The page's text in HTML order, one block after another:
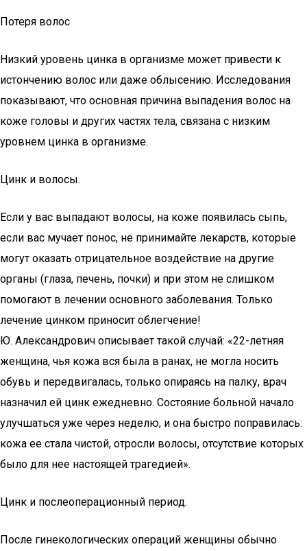
Потеря волос
Низкий уровень цинка в организме может привести к
истончению волос или даже облысению. Исследования
показывают, что основная причина выпадения волос на
коже головы и других частях тела, связана с низким
уровнем цинка в организме.
Цинк и волосы.
Если у вас выпадают волосы, на коже появилась сыпь,
если вас мучает понос, не принимайте лекарств, которые
могут оказать отрицательное воздействие на другие
органы (глаза, печень, почки) и при этом не слишком
помогают в лечении основного заболевания. Только
лечение цинком приносит облегчение!
Ю. Александрович описывает такой случай: «22-летняя
женщина, чья кожа вся была в ранах, не могла носить
обувь и передвигалась, только опираясь на палку, врач
назначил ей цинк ежедневно. Состояние больной начало
улучшаться уже через неделю, и она быстро поправилась:
кожа ее стала чистой, отросли волосы, отсутствие которых
было для нее настоящей трагедией».
Цинк и послеоперационный период.
После гинекологических операций женщины обычно